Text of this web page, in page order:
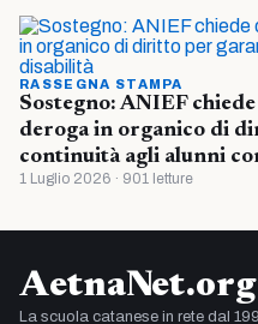
RASSEGNA STAMPA
Sostegno: ANIEF
deroga in organico di
continuità agli alunni
1 Luglio 2026 · 901 letture
AetnaNet.org
La scuola catanese in rete dal